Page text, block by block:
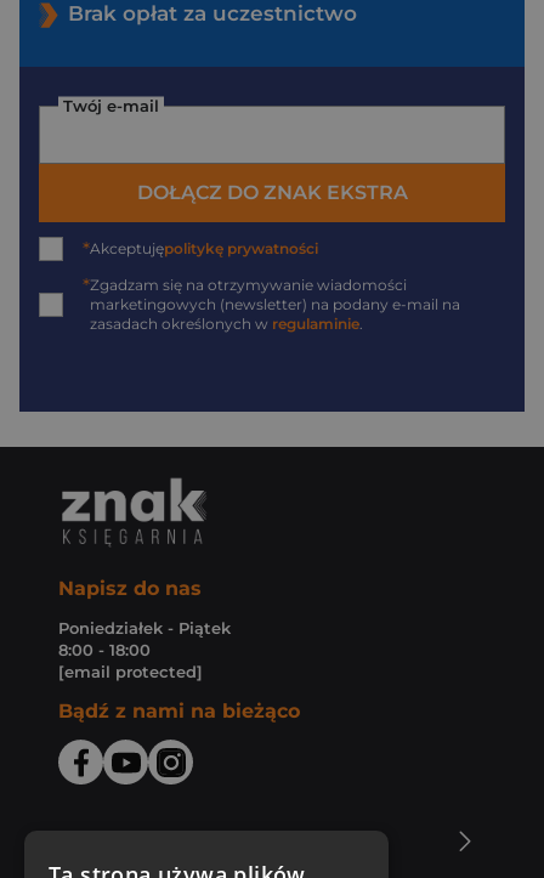
Brak opłat za uczestnictwo
Twój e-mail
DOŁĄCZ DO ZNAK EKSTRA
*Akceptujępolitykę prywatności
*Zgadzam się na otrzymywanie wiadomości
marketingowych (newsletter) na podany e-mail na
zasadach określonych w regulaminie.
Napisz do nas
Poniedziałek - Piątek
8:00 - 18:00
[email protected]
Bądź z nami na bieżąco